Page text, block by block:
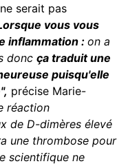
serait pas
vous vous
inflammation : on a
donc ça traduit une
puisqu'elle
précise Marie-
réaction
de D-dimères élevé
une thrombose pour
scientifique ne